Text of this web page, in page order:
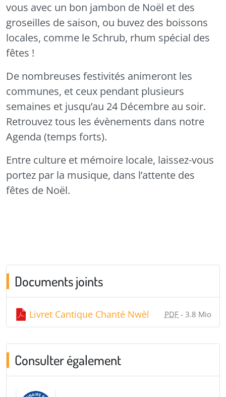
vous avec un bon jambon de Noël et des
groseilles de saison, ou buvez des boissons
locales, comme le Schrub, rhum spécial des
fêtes !
De nombreuses festivités animeront les
communes, et ceux pendant plusieurs
semaines et jusqu’au 24 Décembre au soir.
Retrouvez tous les évènements dans notre
Agenda (temps forts).
Entre culture et mémoire locale, laissez-vous
portez par la musique, dans l’attente des
fêtes de Noël.
Documents joints
Livret Cantique Chanté Nwèl PDF - 3.8 Mio
Consulter également